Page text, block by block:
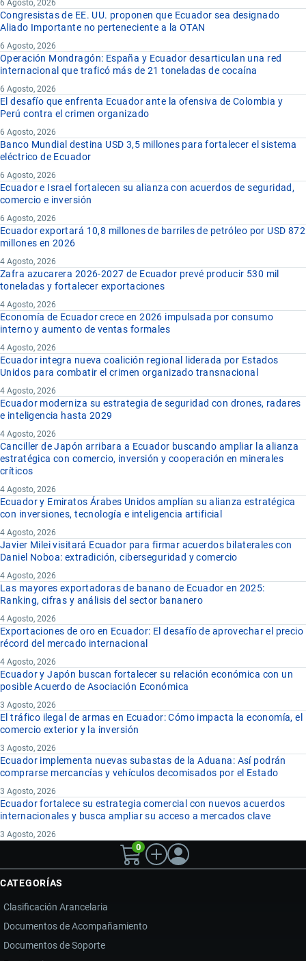
6 Agosto, 2026
Congresistas de EE. UU. proponen que Ecuador sea designado
Aliado Importante no perteneciente a la OTAN
6 Agosto, 2026
Operación Mondragón: España y Ecuador desarticulan una red
internacional que traficó más de 21 toneladas de cocaína
6 Agosto, 2026
El desafío que enfrenta Ecuador ante la ofensiva de Colombia y
Perú contra el crimen organizado
6 Agosto, 2026
Banco Mundial destina USD 3,5 millones para fortalecer el sistema
eléctrico de Ecuador
6 Agosto, 2026
Ecuador e Israel fortalecen su alianza con acuerdos de seguridad,
comercio e inversión
6 Agosto, 2026
Ecuador exportará 10,8 millones de barriles de petróleo por USD 872
millones en 2026
4 Agosto, 2026
Zafra azucarera 2026-2027 de Ecuador prevé producir 530 mil
toneladas y fortalecer exportaciones
4 Agosto, 2026
Economía de Ecuador crece en 2026 impulsada por consumo
interno y aumento de ventas formales
4 Agosto, 2026
Ecuador integra nueva coalición regional liderada por Estados
Unidos para combatir el crimen organizado transnacional
4 Agosto, 2026
Ecuador moderniza su estrategia de seguridad con drones, radares
e inteligencia hasta 2029
4 Agosto, 2026
Canciller de Japón arribara a Ecuador buscando ampliar la alianza
estratégica con comercio, inversión y cooperación en minerales
críticos
4 Agosto, 2026
Ecuador y Emiratos Árabes Unidos amplían su alianza estratégica
con inversiones, tecnología e inteligencia artificial
4 Agosto, 2026
Javier Milei visitará Ecuador para firmar acuerdos bilaterales con
Daniel Noboa: extradición, ciberseguridad y comercio
4 Agosto, 2026
Las mayores exportadoras de banano de Ecuador en 2025:
Ranking, cifras y análisis del sector bananero
4 Agosto, 2026
Exportaciones de oro en Ecuador: El desafío de aprovechar el precio
récord del mercado internacional
4 Agosto, 2026
Ecuador y Japón buscan fortalecer su relación económica con un
posible Acuerdo de Asociación Económica
3 Agosto, 2026
El tráfico ilegal de armas en Ecuador: Cómo impacta la economía, el
comercio exterior y la inversión
3 Agosto, 2026
Ecuador implementa nuevas subastas de la Aduana: Así podrán
comprarse mercancías y vehículos decomisados por el Estado
3 Agosto, 2026
Ecuador fortalece su estrategia comercial con nuevos acuerdos
internacionales y busca ampliar su acceso a mercados clave
3 Agosto, 2026
0
CATEGORÍAS
Clasificación Arancelaria
Documentos de Acompañamiento
Documentos de Soporte